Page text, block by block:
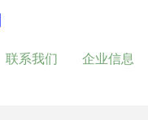
联系我们 企业信息